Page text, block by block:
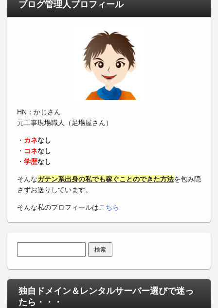
ブログ管理人プロフィール
HN：かじさん
元工事現場職人（足場屋さん）
・ カネなし
・ コネなし
・ 学歴なし
そんなガテン系出身の私でも稼ぐことのできた方法を包み隠
さずお送りしています。
そんな私のプロフィールはこちら
独自ドメイン＆レンタルサーバー選びで迷っ
たら・・・